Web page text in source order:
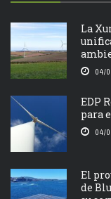
La
04/
EDP
para
04/
El
de